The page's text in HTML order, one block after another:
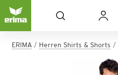
ERIMA Herren Shirts & Shorts